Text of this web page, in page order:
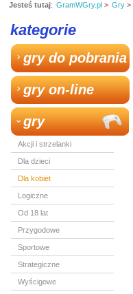
PRZESYŁKA
Jesteś tutaj: GramWGry.pl > Gry >
kategorie
gry do pobrania
gry on-line
gry
Akcji i strzelanki
Dla dzieci
Dla kobiet
Logiczne
Od 18 lat
Przygodowe
Sportowe
Strategiczne
Wyścigowe